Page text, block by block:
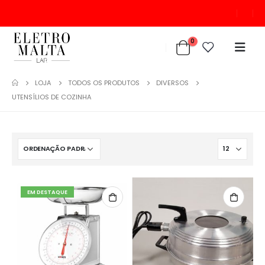
0
LOJA TODOS OS PRODUTOS
DIVERSOS
UTENSÍLIOS DE COZINHA
EM DESTAQUE